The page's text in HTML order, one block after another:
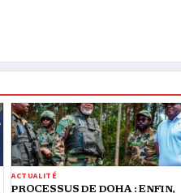
ACTUALITÉ
PROCESSUS DE DOHA : ENFIN,